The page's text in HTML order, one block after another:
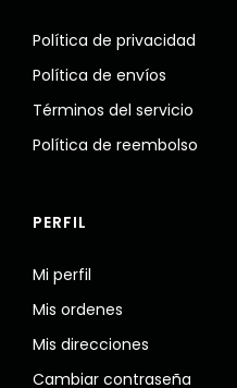
Política de privacidad
Política de envíos
Términos del servicio
Política de reembolso
PERFIL
Mi perfil
Mis ordenes
Mis direcciones
Cambiar contraseña